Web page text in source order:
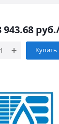
943.68 руб.
Купить